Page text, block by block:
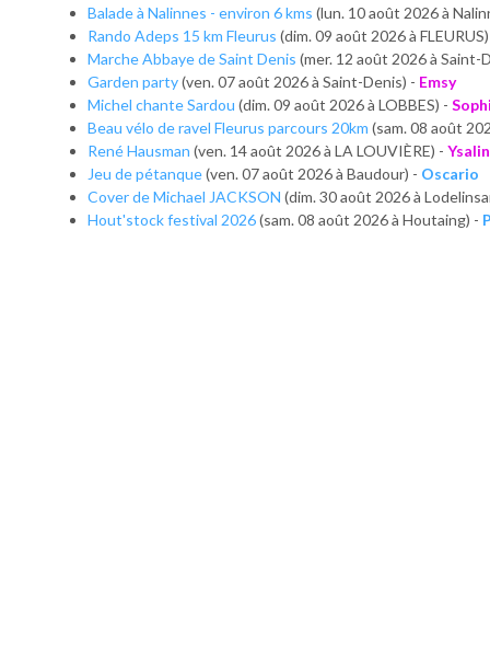
Balade à Nalinnes - environ 6 kms (lun. 10 août 2026 à
Rando Adeps 15 km Fleurus (dim. 09 août 2026 à
Marche Abbaye de Saint Denis (mer. 12 août 2026 à Saint-
Garden party(ven. 07 août 2026 à Saint-Denis) - Emsy
Michel chante Sardou (dim. 09 août 2026 à LOBBES) -
Beau vélo de ravel Fleurus parcours 20km (sam. 08 août
René Hausman (ven. 14 août 2026 à LA LOUVIÈRE) -
Jeu de pétanque(ven. 07 août 2026 à Baudour) - Oscario
Cover de Michael JACKSON (dim. 30 août 2026 à
Hout'stock festival 2026(sam. 08 août 2026 à Houtaing) -